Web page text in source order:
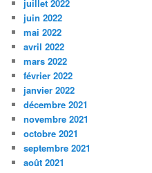
juillet 2022
juin 2022
mai 2022
avril 2022
mars 2022
février 2022
janvier 2022
décembre 2021
novembre 2021
octobre 2021
septembre 2021
août 2021